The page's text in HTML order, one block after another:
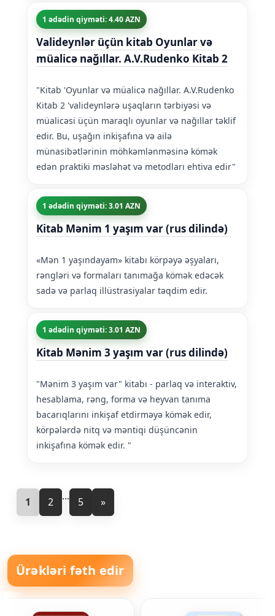
1 ədədin qiyməti: 4.40 AZN
Valideynlər üçün kitab Oyunlar və
müalicə nağıllar. A.V.Rudenko Kitab 2
"Kitab 'Oyunlar və müalicə nağıllar. A.V.Rudenko
Kitab 2 'valideynlərə uşaqların tərbiyəsi və
müalicəsi üçün maraqlı oyunlar və nağıllar təklif
edir. Bu, uşağın inkişafına və ailə
münasibətlərinin möhkəmlənməsinə kömək
edən praktiki məsləhət və metodları ehtiva edir"
1 ədədin qiyməti: 3.01 AZN
Kitab Mənim 1 yaşım var (rus dilində)
«Mən 1 yaşındayam» kitabı körpəyə əşyaları,
rəngləri və formaları tanımağa kömək edəcək
sadə və parlaq illüstrasiyalar təqdim edir.
1 ədədin qiyməti: 3.01 AZN
Kitab Mənim 3 yaşım var (rus dilində)
"Mənim 3 yaşım var" kitabı - parlaq və interaktiv,
hesablama, rəng, forma və heyvan tanıma
bacarıqlarını inkişaf etdirməyə kömək edir,
körpələrdə nitq və məntiqi düşüncənin
inkişafına kömək edir. "
1 2 ... 5 »
Ürəkləri fəth edir